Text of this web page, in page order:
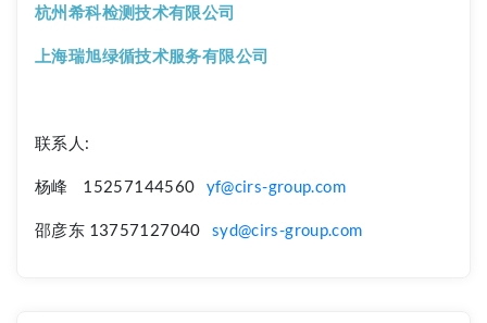
杭州希科检测技术有限公司
上海瑞旭绿循技术服务有限公司
联系人:
杨峰 15257144560 yf@cirs-group.com
邵彦东 13757127040 syd@cirs-group.com